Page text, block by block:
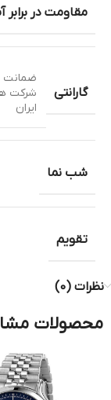
مقاومت در برابر
گارانتی
ضمانت
شرکت
ایران
شب نما
تقویم
نظرات (0)
محصولات